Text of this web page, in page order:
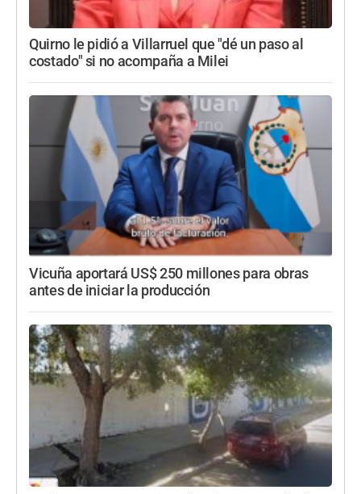
Quirno le pidió a Villarruel que "dé un paso al
costado" si no acompaña a Milei
Vicuña aportará US$ 250 millones para obras
antes de iniciar la producción